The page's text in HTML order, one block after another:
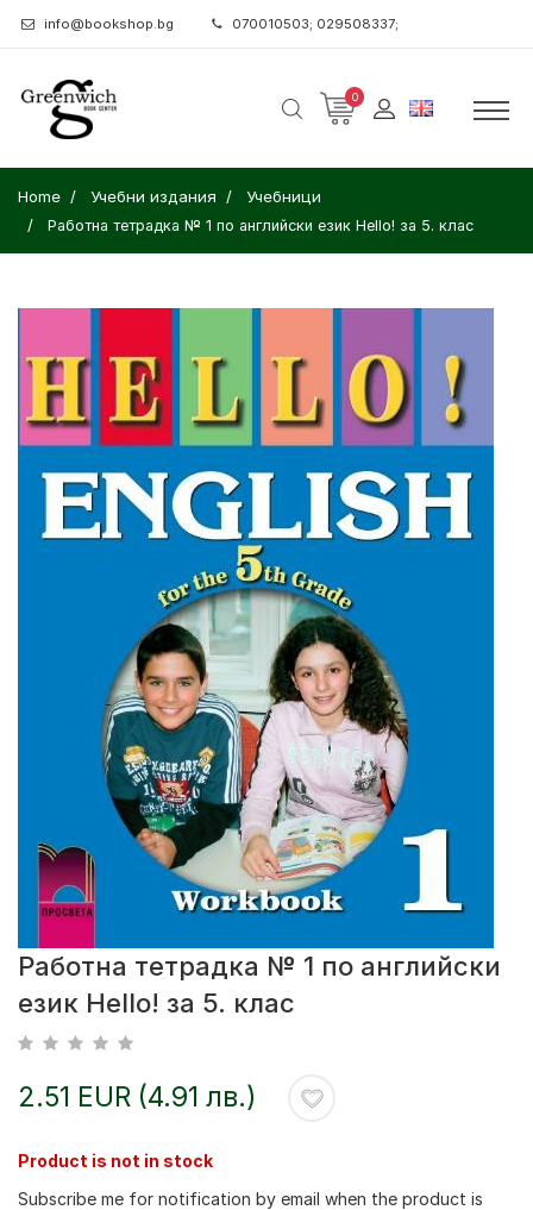
info@bookshop.bg 070010503; 029508337;
0
Home Учебни издания Учебници
Работна тетрадка № 1 по английски език Hello! за 5. клас
Работна тетрадка № 1 по английски
език Hello! за 5. клас
2.51 EUR (4.91 лв.)
Product is not in stock
Subscribe me for notification by email when the product is